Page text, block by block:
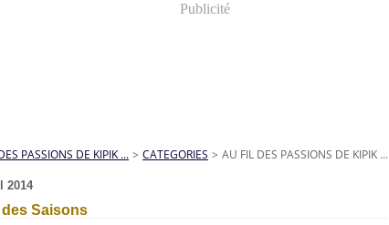
Publicité
PASSIONS DE KIPIK ... > CATEGORIES > AU FIL DES PASSIONS DE KIPIK ...
2014
Saisons